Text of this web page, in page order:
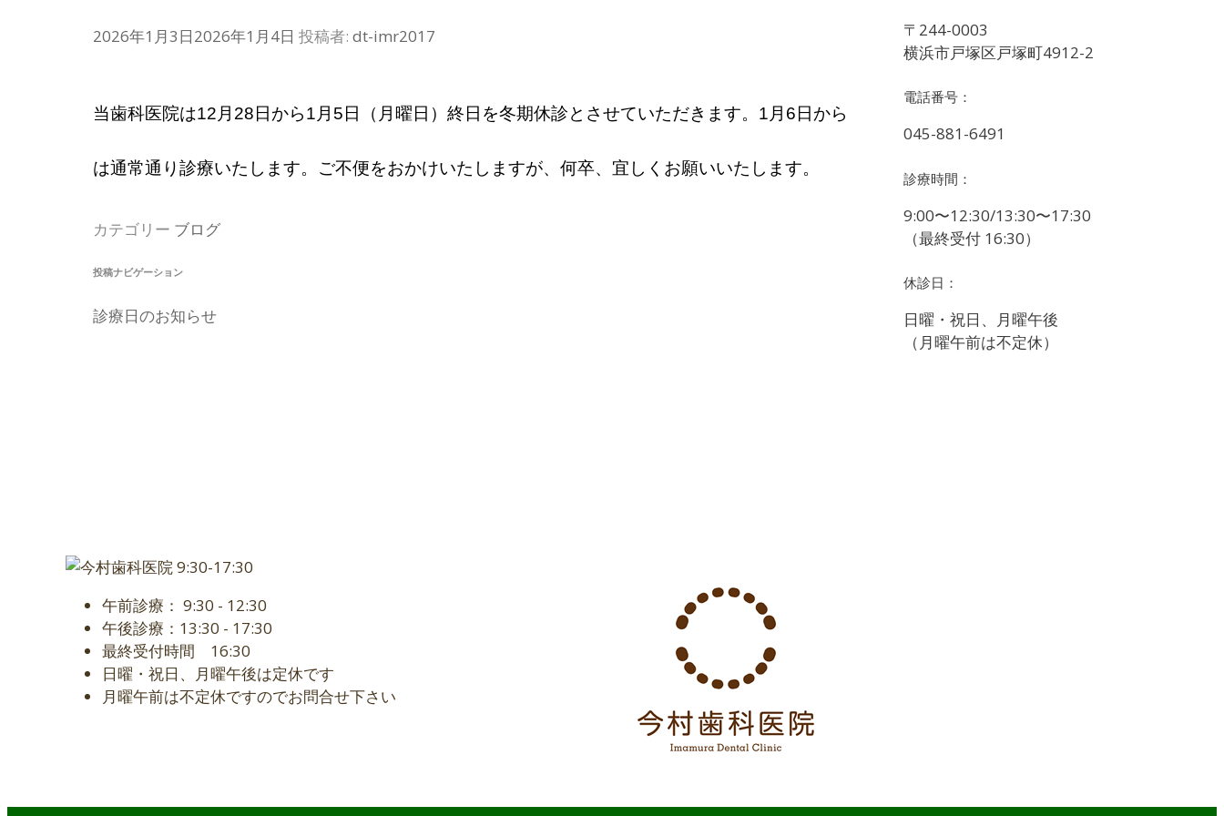
2026年1月3日2026年1月4日 投稿者: dt-imr2017
当歯科医院は12月28日から1月5日（月曜日）終日を冬期休診とさせていただきます。1月6日から
は通常通り診療いたします。ご不便をおかけいたしますが、何卒、宜しくお願いいたします。
カテゴリー ブログ
投稿ナビゲーション
診療日のお知らせ
〒244-0003
横浜市戸塚区戸塚町4912-2
電話番号：
045-881-6491
診療時間：
9:00〜12:30/13:30〜17:30
（最終受付 16:30）
休診日：
日曜・祝日、月曜午後
（月曜午前は不定休）
午前診療： 9:30 - 12:30
午後診療：13:30 - 17:30
最終受付時間 16:30
日曜・祝日、月曜午後は定休です
月曜午前は不定休ですのでお問合せ下さい